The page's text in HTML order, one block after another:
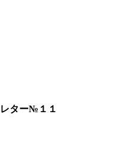
ター№１１